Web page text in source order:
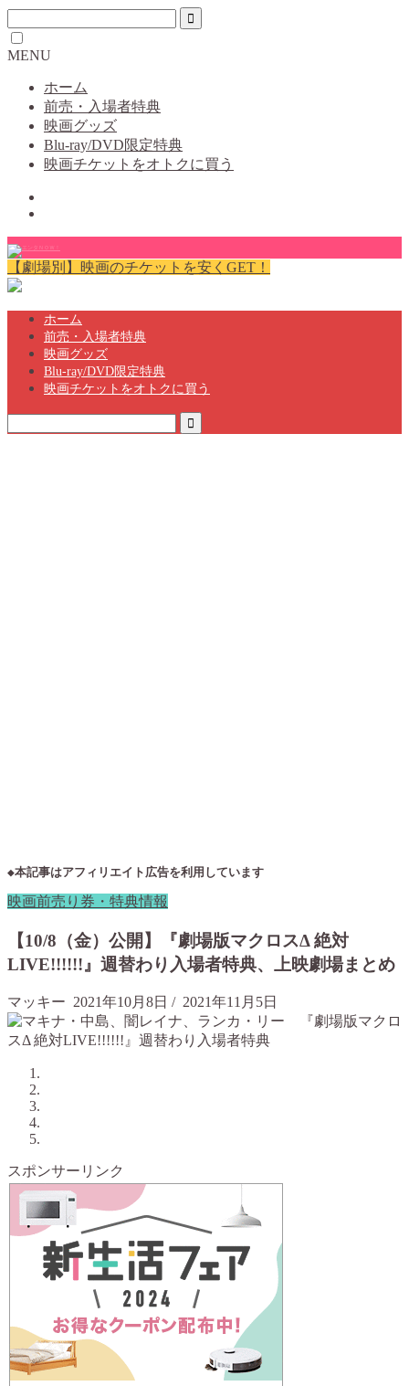
MENU
ホーム
前売・入場者特典
映画グッズ
Blu-ray/DVD限定特典
映画チケットをオトクに買う
【劇場別】映画のチケットを安くGET！
ホーム
前売・入場者特典
映画グッズ
Blu-ray/DVD限定特典
映画チケットをオトクに買う
◆本記事はアフィリエイト広告を利用しています
映画前売り券・特典情報
【10/8（金）公開】『劇場版マクロスΔ 絶対
LIVE!!!!!!』週替わり入場者特典、上映劇場まとめ
マッキー 2021年10月8日 / 2021年11月5日
スポンサーリンク